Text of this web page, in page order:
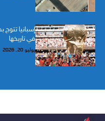
في تاريخها
يوليو 20, 2026